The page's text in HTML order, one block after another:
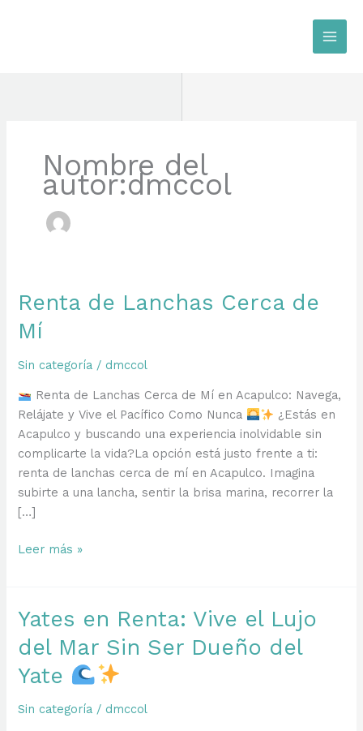
Nombre del
autor:dmccol
Renta de Lanchas Cerca de
Mí
Sin categoría / dmccol
Renta de Lanchas Cerca de Mí en Acapulco: Navega,
Relájate y Vive el Pacífico Como Nunca
¿Estás en
Acapulco y buscando una experiencia inolvidable sin
complicarte la vida?La opción está justo frente a ti:
renta de lanchas cerca de mí en Acapulco. Imagina
subirte a una lancha, sentir la brisa marina, recorrer la
[…]
Renta
de
Mí
Leer más »
Yates en Renta: Vive el Lujo
del Mar Sin Ser Dueño del
Yate
Sin categoría / dmccol